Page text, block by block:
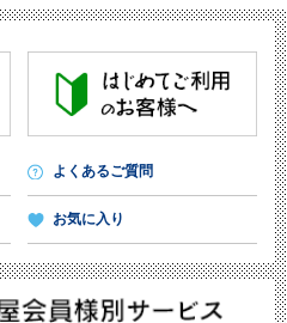
よくあるご質問
お気に入り